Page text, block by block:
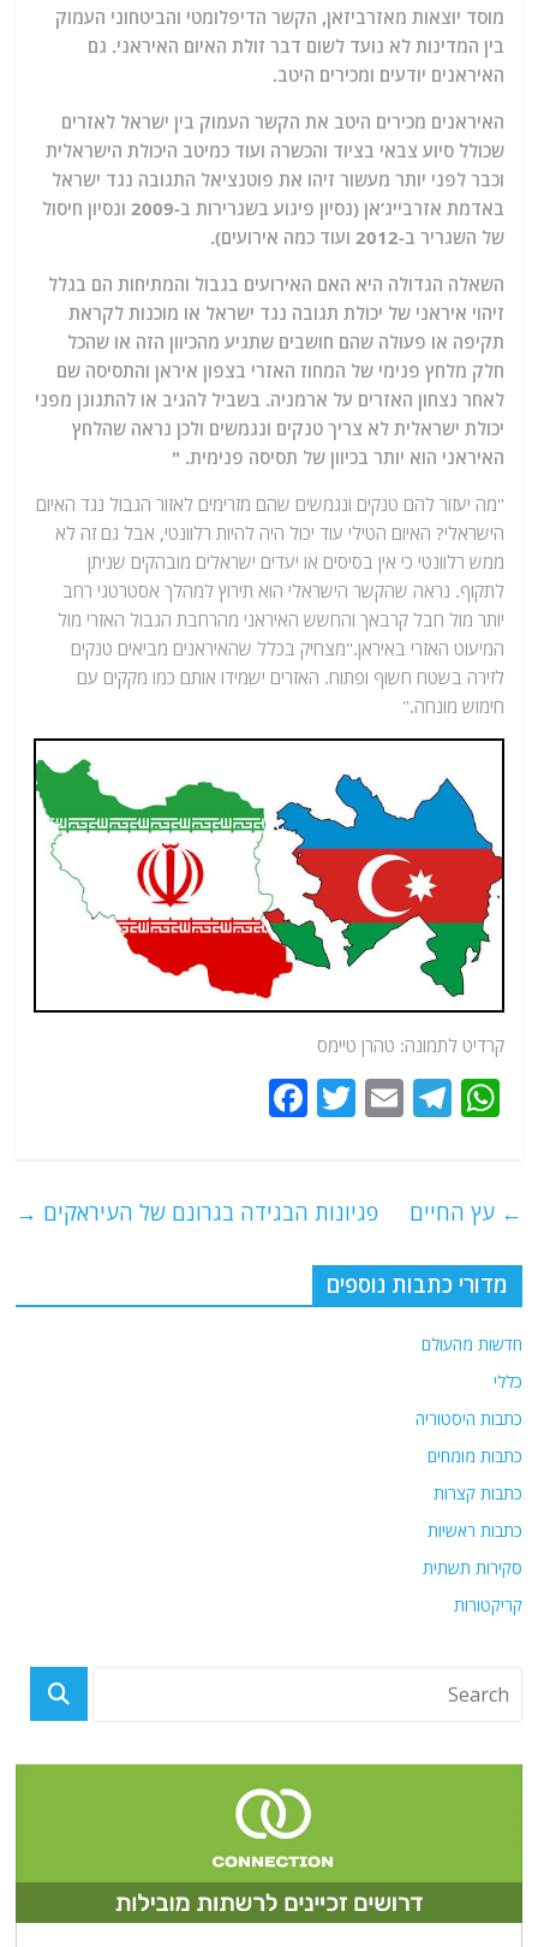
מוסד יוצאות מאזרביזאן, הקשר הדיפלומטי והביטחוני העמוק
בין המדינות לא נועד לשום דבר זולת האיום האיראני. גם
האיראנים יודעים ומכירים היטב.
האיראנים מכירים היטב את הקשר העמוק בין ישראל לאזרים
שכולל סיוע צבאי בציוד והכשרה ועוד כמיטב היכולת הישראלית
וכבר לפני יותר מעשור זיהו את פוטנציאל התגובה נגד ישראל
באדמת אזרבייג’אן (נסיון פיגוע בשגרירות ב-2009 ונסיון חיסול
של השגריר ב-2012 ועוד כמה אירועים).
השאלה הגדולה היא האם האירועים בגבול והמתיחות הם בגלל
זיהוי איראני של יכולת תגובה נגד ישראל או מוכנות לקראת
תקיפה או פעולה שהם חושבים שתגיע מהכיוון הזה או שהכל
חלק מלחץ פנימי של המחוז האזרי בצפון איראן והתסיסה שם
לאחר נצחון האזרים על ארמניה. בשביל להגיב או להתגונן מפני
יכולת ישראלית לא צריך טנקים ונגמשים ולכן נראה שהלחץ
האיראני הוא יותר בכיוון של תסיסה פנימית. "
"מה יעזור להם טנקים ונגמשים שהם מזרימים לאזור הגבול נגד האיום
הישראלי? האיום הטילי עוד יכול היה להיות רלוונטי, אבל גם זה לא
ממש רלוונטי כי אין בסיסים או יעדים ישראלים מובהקים שניתן
לתקוף. נראה שהקשר הישראלי הוא תירוץ למהלך אסטרטגי רחב
יותר מול חבל קרבאך והחשש האיראני מהרחבת הגבול האזרי מול
המיעוט האזרי באיראן."מצחיק בכלל שהאיראנים מביאים טנקים
לזירה בשטח חשוף ופתוח. האזרים ישמידו אותם כמו מקקים עם
חימוש מונחה."
קרדיט לתמונה: טהרן טיימס
W
s
A
p
p
T
g
ra
m
E
l
T
er
e ← עץ החיים פגיונות הבגידה בגרונם של העיראקים →
מדורי כתבות נוספים
חדשות מהעולם
כללי
כתבות היסטוריה
כתבות מומחים
כתבות קצרות
כתבות ראשיות
סקירות תשתית
קריקטורות